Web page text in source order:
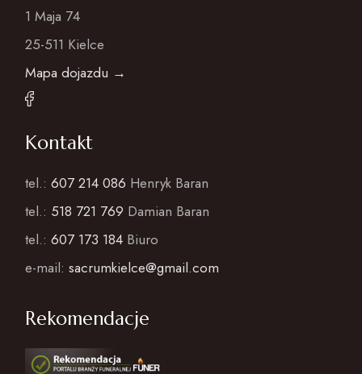
1 Maja 74
25-511 Kielce
Mapa dojazdu →
Kontakt
tel.:607 214 086 Henryk Baran
tel.: 518 721 769 Damian Baran
tel.:607 173 184 Biuro
e-mail:sacrumkielce@gmail.com
Rekomendacje